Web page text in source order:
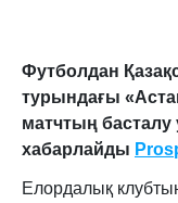
Футболдан
турындағы
матчтың басталу
хабарлайды
Елордалық